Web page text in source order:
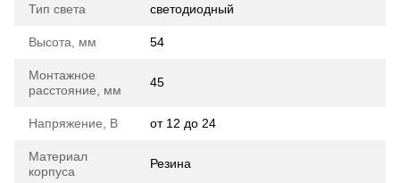
Тип света cветодиодный
Высота, мм 54
Монтажное
расстояние, мм
45
Напряжение, В от 12 до 24
Материал
корпуса
Резина